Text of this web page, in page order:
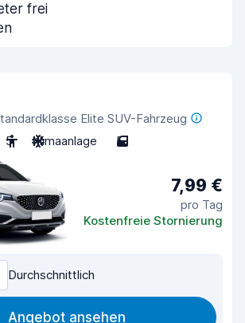
frei
Elite SUV-Fahrzeug
5 Klimaanlage 5
7,99 €
pro Tag
Kostenfreie Stornierung
Durchschnittlich
Angebot ansehen